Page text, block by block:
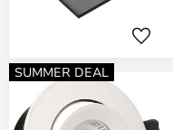
SUMMER DEAL